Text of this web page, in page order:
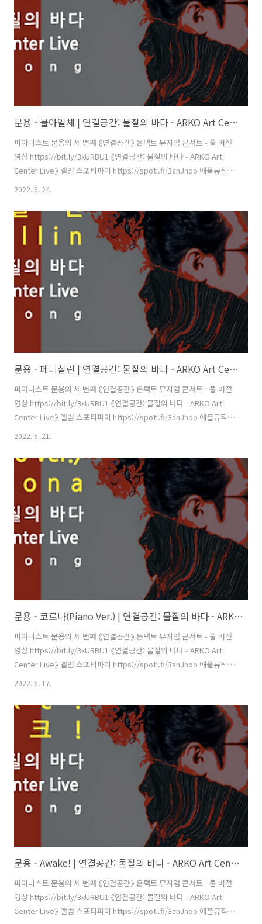
협력 ] 큐레이터 차승주 코디네이터 이시재 인턴 ..
문용 - 물아일체 | 연결공간: 물질의 바다 - ARKO Art Center Live(2021) 4K MV
피아니스트 문용의 세 번째 ⟪연결공간⟫ 온택트 뮤지엄 콘서트 - 풀 버전
영상 https://bit.ly/3xURBU1 ⟪연결공간: 물질의 바다 - ARKO Art
Center Live⟫ 앨범 스포티파이 https://spoti.fi/3anJhoo 애플뮤직
https://apple.co/38KdE7W 작곡・편곡・연주 문용(moonyong) 기
STUDIO2F 음향 곽동준 K SOUND 촬영 유영균, 서두리 촬영보조 임오
성, 최인성 영상 재편집 문용(moonyong) [ 전시 ] 아르코미술관 ⟪횡단
하는 물질의 세계⟫ 𝓝𝓸𝓽𝓱𝓲𝓷𝓰 𝙈𝙖𝙠𝙚𝙨 𝐼𝑡𝑠𝑒𝑙𝑓 2021. 9.17 - 12.12 [ 공연
협력 ] 큐레이터 차승주 코디네이터 이시재 인턴 ..
2022. 6. 24.
문용 - 페니실린 | 연결공간: 물질의 바다 - ARKO Art Center Live(2021) 4K MV
피아니스트 문용의 세 번째 ⟪연결공간⟫ 온택트 뮤지엄 콘서트 - 풀 버전
영상 https://bit.ly/3xURBU1 ⟪연결공간: 물질의 바다 - ARKO Art
Center Live⟫ 앨범 스포티파이 https://spoti.fi/3anJhoo 애플뮤직
https://apple.co/38KdE7W 작곡・편곡・연주 문용(moonyong) 기
STUDIO2F 음향 곽동준 K SOUND 촬영 유영균, 서두리 촬영보조 임오
성, 최인성 영상 재편집 문용(moonyong) [ 전시 ] 아르코미술관 ⟪횡단
하는 물질의 세계⟫ 𝓝𝓸𝓽𝓱𝓲𝓷𝓰 𝙈𝙖𝙠𝙚𝙨 𝐼𝑡𝑠𝑒𝑙𝑓 2021. 9.17 - 12.12 [ 공연
협력 ] 큐레이터 차승주 코디네이터 이시재 인턴 ..
2022. 6. 21.
문용 - 코로나(Piano Ver.) | 연결공간: 물질의 바다 - ARKO Art Center Live(2021) 4K MV
피아니스트 문용의 세 번째 ⟪연결공간⟫ 온택트 뮤지엄 콘서트 - 풀 버전
영상 https://bit.ly/3xURBU1 ⟪연결공간: 물질의 바다 - ARKO Art
Center Live⟫ 앨범 스포티파이 https://spoti.fi/3anJhoo 애플뮤직
https://apple.co/38KdE7W 작곡・편곡・연주 문용(moonyong) 기
STUDIO2F 음향 곽동준 K SOUND 촬영 유영균, 서두리 촬영보조 임오
성, 최인성 영상 재편집 문용(moonyong) [ 전시 ] 아르코미술관 ⟪횡단
하는 물질의 세계⟫ 𝓝𝓸𝓽𝓱𝓲𝓷𝓰 𝙈𝙖𝙠𝙚𝙨 𝐼𝑡𝑠𝑒𝑙𝑓 2021. 9.17 - 12.12 [ 공연
협력 ] 큐레이터 차승주 코디네이터 이시재 인턴 ..
2022. 6. 17.
문용 - Awake! | 연결공간: 물질의 바다 - ARKO Art Center Live(2021) 4K MV
피아니스트 문용의 세 번째 ⟪연결공간⟫ 온택트 뮤지엄 콘서트 - 풀 버전
영상 https://bit.ly/3xURBU1 ⟪연결공간: 물질의 바다 - ARKO Art
Center Live⟫ 앨범 스포티파이 https://spoti.fi/3anJhoo 애플뮤직